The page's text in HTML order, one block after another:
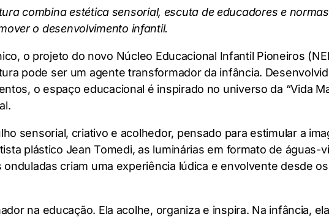
combina estética sensorial, escuta de educadores e
o desenvolvimento infantil.
o projeto do novo Núcleo Educacional Infantil Pioneiros
pode ser um agente transformador da infância.
o espaço educacional é inspirado no universo da “Vida
sensorial, criativo e acolhedor, pensado para estimular a
plástico Jean Tomedi, as luminárias em formato de águas-
criam uma experiência lúdica e envolvente desde
na educação. Ela acolhe, organiza e inspira. Na infância,